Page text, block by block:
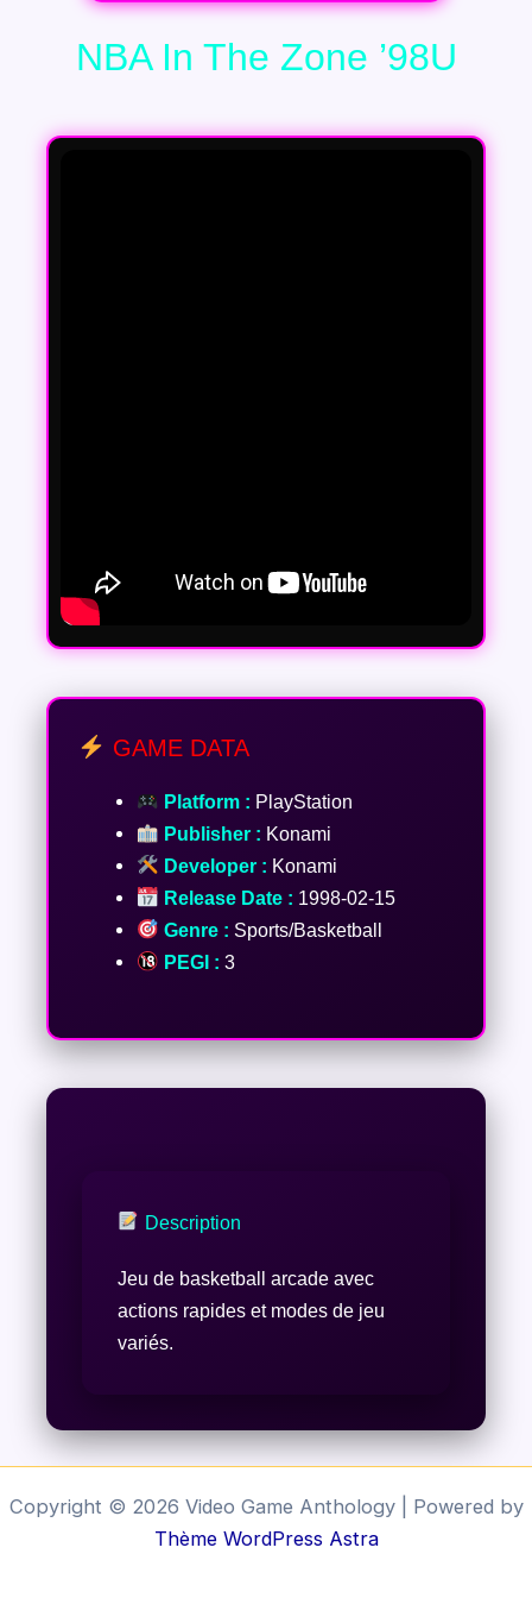
NBA In The Zone ’98U
GAME DATA
Platform : PlayStation
Publisher : Konami
Developer : Konami
Release Date : 1998-02-15
Genre : Sports/Basketball
PEGI : 3
Description
Jeu de basketball arcade avec
actions rapides et modes de jeu
variés.
Copyright © 2026 Video Game Anthology | Powered by
Thème WordPress Astra